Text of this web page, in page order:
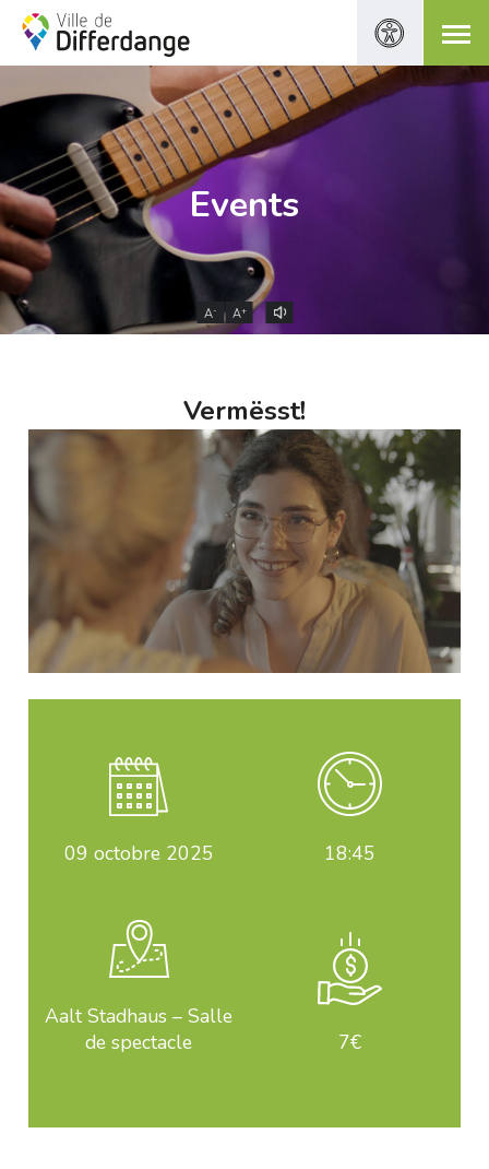
Events
A- A+
Vermësst!
09 octobre 2025 18:45
Aalt Stadhaus – Salle
de spectacle
7€